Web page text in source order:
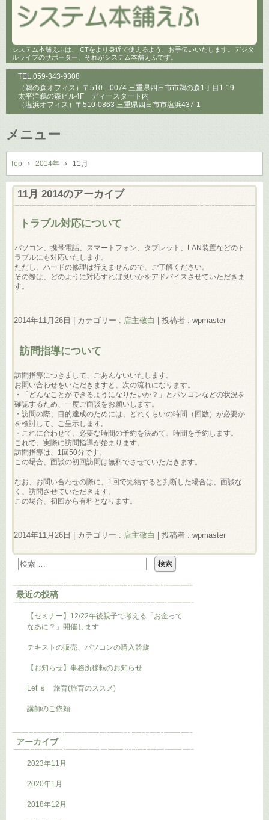
システム本舗えふは、ICTをより身近で使えるよう、お手伝いいたします。デジタ
ルライフのサポーター、それがシステム本舗えふです。
TEL.059-343-9308
（鵜の森オフィス）〒510－0074 三重県四日市市鵜の森1丁目1-19
太平洋鵜の森ビル4F ディースタート内
（塩浜オフィス）〒510-0863 三重県四日市市塩浜437-1
メニュー
コ
ン
テ
ン
Top › 2014年 › 11月
11月 2014のアーカイブ
トラブル対応について
パソコン、携帯電話、スマートフォン、タブレット、LAN装置などのト
ラブルにも対応いたします。
ただし、ハードの修理は行えませんので、ご了解ください。
その際は、どのように対応すれば良いかをアドバイスさせていただきま
す。
2014年11月26日 | カテゴリー : 店主敬白 | 投稿者 : wpmaster
訪問指導について
訪問指導につきまして、ごあんないいたします。
お問い合わせをいただきますと、次の流れになります。
・「どんなことができるようになりたいか？」とパソコンなどの状況を
確認するため、一度ご面談をお願いします。
・訪問の際、目的達成のためには、どれくらいの時間（回数）が必要か
を検討して、ご呈示します。
・これに合わせて、必要な時間の予約を決めて、時間を予約します。
これで、実際に訪問指導が始まります。
訪問指導は、1回50分です。
この場合、面談の初回訪問は無料でさせていただきます。
なお、お問い合わせの際に、1回で完結すると判断した場合は、面談な
く、訪問させていただきます。
この場合、初回から有料となります。
2014年11月26日 カテゴリー : 店主敬白 投稿者 : wpmaster
最近の投稿
【セミナー】12/22午後親子で考える「お金って
なあに？」開催します
テキストの販売、パソコンの購入斡旋
【お知らせ】事務所移転のお知らせ
Let’ｓ 旅育(旅育のススメ)
講師のご依頼
アーカイブ
2023年11月
2020年1月
2018年12月